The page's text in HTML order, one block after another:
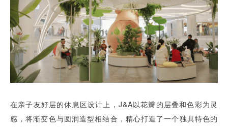
在亲子友好层的休息区设计上，J&A以花瓣的层叠和色彩为灵
感，将渐变色与圆润造型相结合，精心打造了一个独具特色的